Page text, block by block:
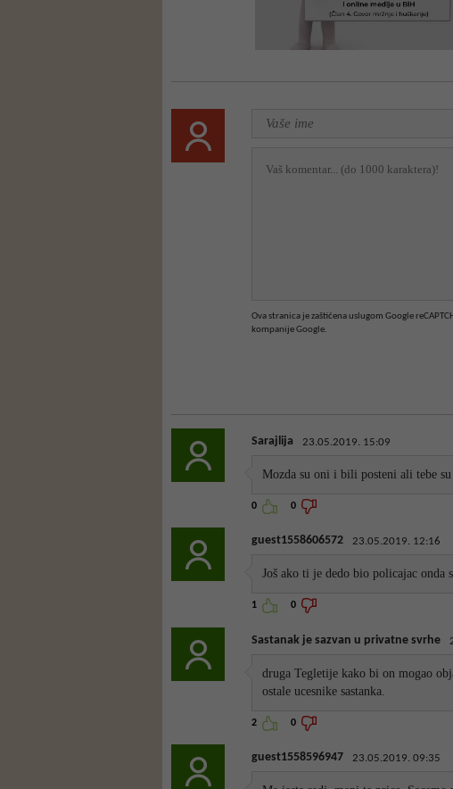
Ova stranica je zaštićena uslugom Google
kompanije Google.
Sarajlija 23.05.2019. 15:09
Mozda su oni i bili posteni ali tebe
0 0
guest1558606572 23.05.2019. 12:16
Još ako ti je dedo bio policajac onda
1 0
Sastanak je sazvan u privatne svrhe
druga Tegletije kako bi on mogao
ostale ucesnike sastanka.
2 0
guest1558596947 23.05.2019. 09:35